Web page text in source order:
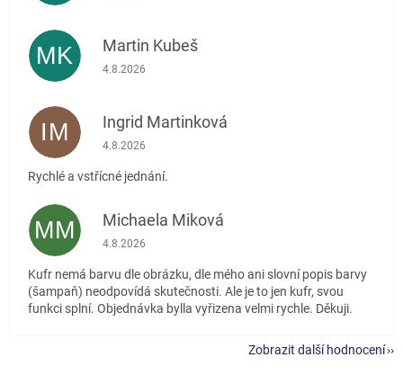
MK Martin Kubeš
Hodnocení obchodu je 5 z 5 hvězdiček.
4.8.2026
IM Ingrid Martinková
Hodnocení obchodu je 5 z 5 hvězdiček.
4.8.2026
Rychlé a vstřícné jednání.
MM Michaela Miková
Hodnocení obchodu je 5 z 5 hvězdiček.
4.8.2026
Kufr nemá barvu dle obrázku, dle mého ani slovní popis barvy
(šampaň) neodpovídá skutečnosti. Ale je to jen kufr, svou
funkci splní. Objednávka bylla vyřizena velmi rychle. Děkuji.
Zobrazit další hodnocení